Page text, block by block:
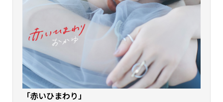
「赤いひまわり」